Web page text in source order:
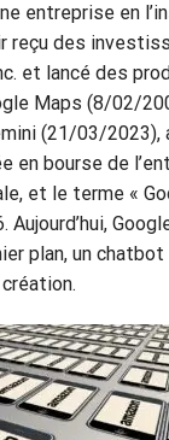
entreprise en
reçu des
et lancé des
Maps (8/02/
(21/03/2023),
en bourse de
et le terme «
Aujourd’hui,
plan, un chatbot